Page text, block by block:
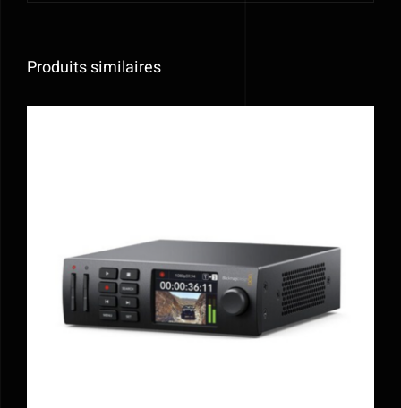
Produits similaires
AJOUTER AU PANIER / DÉTAILS